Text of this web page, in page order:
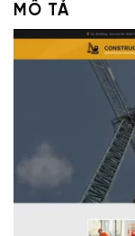
MÔ TẢ